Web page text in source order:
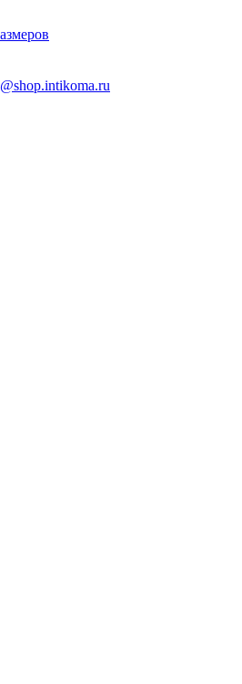
@shop.intikoma.ru